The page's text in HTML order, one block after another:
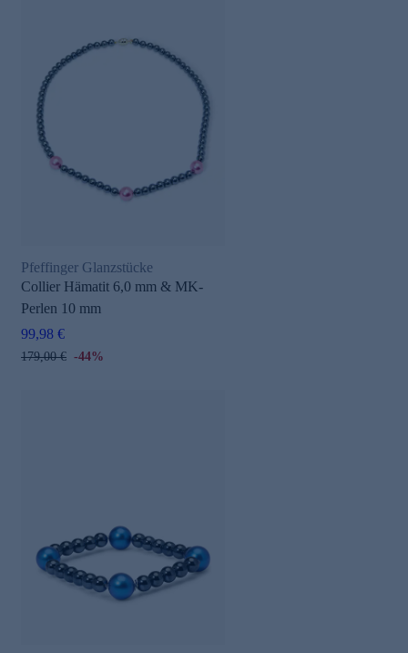
Pfeffinger Glanzstücke
Collier Hämatit 6,0 mm & MK-
Perlen 10 mm
99,98 €
179,00 € -44%